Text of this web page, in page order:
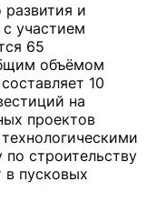
и
участием
65
объёмом
10
на
проектов
строительству
в пусковых